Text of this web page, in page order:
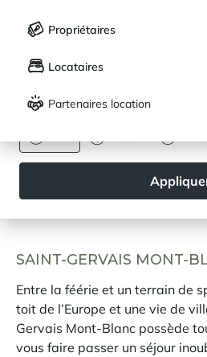
Français
DEVISE
Propriétaires
Locataires
Partenaires location
SAINT-GERVAIS MONT-
Entre la féérie et un terrain de
toit de l’Europe et une vie de
Gervais Mont-Blanc possède
vous faire passer un séjour